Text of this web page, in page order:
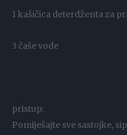
1 kašičica deterdženta za
3 čaše vode
pristup:
Pomiješajte sve sastojke,